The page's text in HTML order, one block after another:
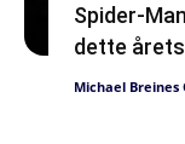
Spider-
dette
Michael Breines